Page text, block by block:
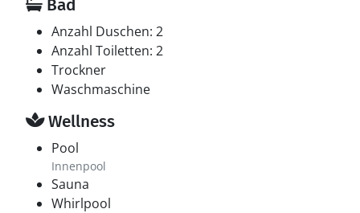
Bad
Anzahl Duschen: 2
Anzahl Toiletten: 2
Trockner
Waschmaschine
Wellness
Pool
Innenpool
Sauna
Whirlpool